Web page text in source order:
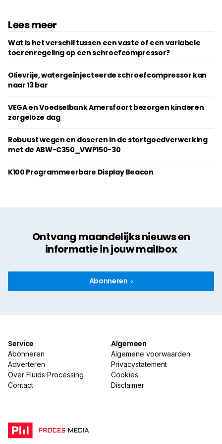
Lees meer
Wat is het verschil tussen een vaste of een variabele
toerenregeling op een schroefcompressor?
Olievrije, watergeïnjecteerde schroefcompressor kan
naar 13 bar
VEGA en Voedselbank Amersfoort bezorgen kinderen
zorgeloze dag
Robuust wegen en doseren in de stortgoedverwerking
met de ABW-C350_VWP150-30
K100 Programmeerbare Display Beacon
Ontvang maandelijks nieuws en
informatie in jouw mailbox
Abonneren
Service
Abonneren
Adverteren
Over Fluids Processing
Contact
Algemeen
Algemene voorwaarden
Privacystatement
Cookies
Disclaimer